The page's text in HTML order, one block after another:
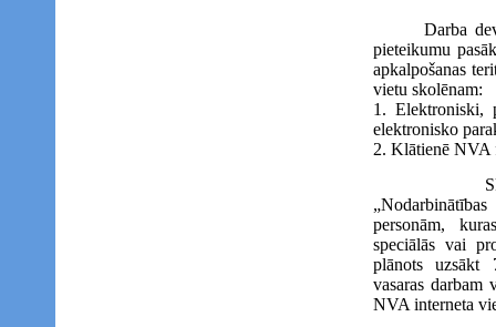
Darba
pieteikumu
apkalpošanas
vietu skolēnam:
1. Elektroniski,
elektronisko
2. Klātienē NVA
Skolēnu
personām,
speciālās vai
plānots
vasaras darbam
NVA interneta